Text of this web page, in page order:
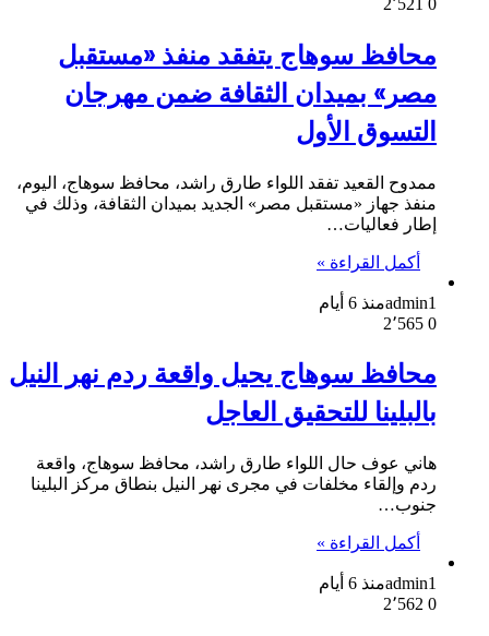
محافظ سوهاج يتفقد منفذ «مستقبل
مصر» بميدان الثقافة ضمن مهرجان
التسوق الأول
ممدوح القعيد تفقد اللواء طارق راشد، محافظ سوهاج، اليوم،
منفذ جهاز «مستقبل مصر» الجديد بميدان الثقافة، وذلك في
إطار فعاليات…
أكمل القراءة »
admin1منذ 6 أيام
0
محافظ سوهاج يحيل واقعة ردم نهر النيل
بالبلينا للتحقيق العاجل
هاني عوف حال اللواء طارق راشد، محافظ سوهاج، واقعة
ردم وإلقاء مخلفات في مجرى نهر النيل بنطاق مركز البلينا
جنوب…
أكمل القراءة »
admin1منذ 6 أيام
0